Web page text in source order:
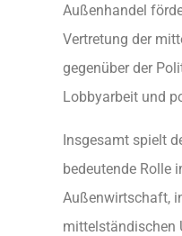
Außenhandel
Vertretung der
gegenüber der
Lobbyarbeit und
Insgesamt spielt
bedeutende Rolle
Außenwirtschaft,
mittelständischen